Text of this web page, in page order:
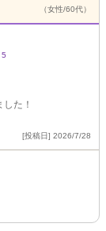
（女性/60代）
5
た！
[投稿日] 2026/7/28